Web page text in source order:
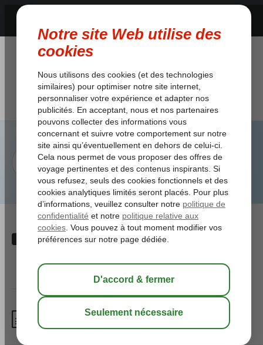
Category:>> Questions
>> Questions fréquentes /
Puis-je modifier/annuler mon
voyage ?